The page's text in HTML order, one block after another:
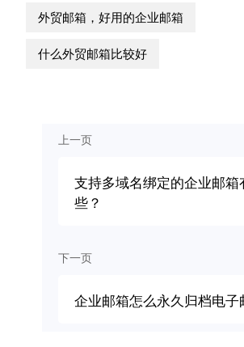
外贸邮箱，好用的企业邮箱
什么外贸邮箱比较好
上一页
支持多域名绑定的企业邮箱
些？
下一页
企业邮箱怎么永久归档电子